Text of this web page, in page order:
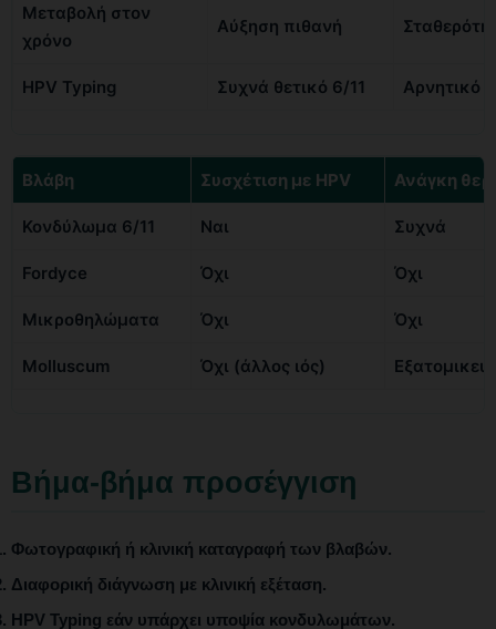
Μεταβολή στον
χρόνο
Αύξηση πιθανή
HPV Typing Συχνά θετικό 6/11 Αρνητικό
Βλάβη Συσχέτιση με HPV Ανάγκη
Κονδύλωμα 6/11 Ναι Συχνά
Fordyce Όχι Όχι
Μικροθηλώματα Όχι Όχι
Molluscum Όχι (άλλος ιός)
Βήμα-βήμα προσέγγιση
Φωτογραφική ή κλινική καταγραφή των βλαβών.
Διαφορική διάγνωση με κλινική εξέταση.
HPV Typing εάν υπάρχει υποψία κονδυλωμάτων.